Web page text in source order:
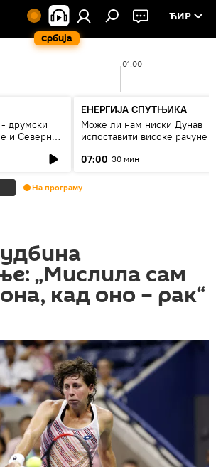
Србија
ЋИР
01:00
друмски
и Северне
ЕНЕРГИЈА СПУТЊИКА
Може ли нам ниски Дунав
испоставити високе рачуне
07:00 30 мин
На програму
„Мислила сам
кад оно – рак“